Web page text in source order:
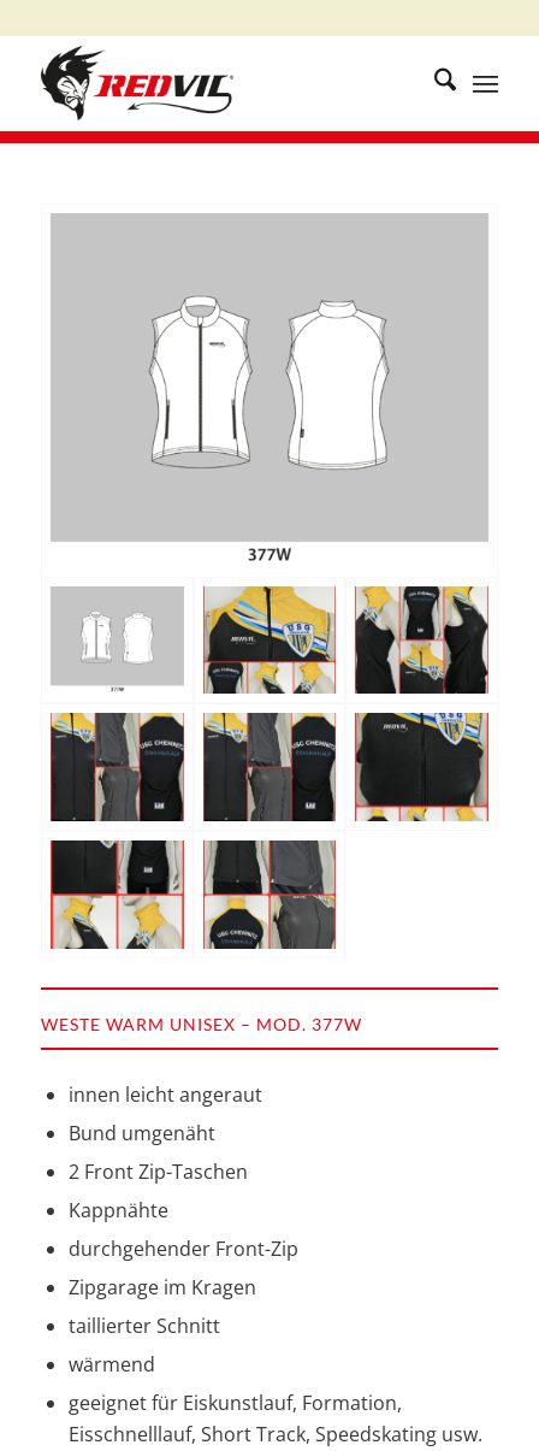
WESTE WARM UNISEX – MOD. 377W
innen leicht angeraut
Bund umgenäht
2 Front Zip-Taschen
Kappnähte
durchgehender Front-Zip
Zipgarage im Kragen
taillierter Schnitt
wärmend
geeignet für Eiskunstlauf, Formation,
Eisschnelllauf, Short Track, Speedskating usw.